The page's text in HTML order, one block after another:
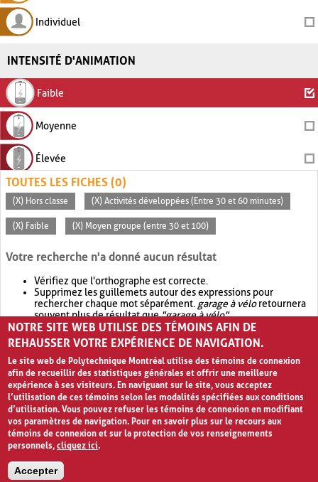
Individuel
INTENSITÉ D'ANIMATION
Faible
Moyenne
Élevée
TOUTES LES FICHES (0)
(X) Hors classe (X) Activités développées (Entre 30 et 60 minutes)
(X) Faible (X) Moyen groupe (entre 30 et 100)
Votre recherche n'a donné aucun résultat
Vérifiez que l'orthographe est correcte.
Supprimez les guillemets autour des expressions pour
rechercher chaque mot séparément. garage à véloretournera
souvent plus de résultat que"garage à vélo".
Envisagez d'élargir votre recherche avec OR.garage OR vélo
retournera souvent plus de résultat quegarage à vélo
NOTRE SITE WEB UTILISE DES TÉMOINS AFIN DE
REHAUSSER VOTRE EXPÉRIENCE DE NAVIGATION.
Le site web de Polytechnique Montréal utilise des témoins de connexion
afin de recueillir des statistiques générales et offrir une meilleure
expérience à ses visiteurs. En naviguant sur le site, vous acceptez
l’utilisation de ces témoins selon les modalités spécifiées aux conditions
d’utilisation. Vous pouvez refuser les témoins de connexion en modifiant
vos paramètres de navigation. Pour en savoir plus sur le recours aux
témoins de connexion et sur la protection de vos renseignements
personnels,cliquez ici.
Accepter